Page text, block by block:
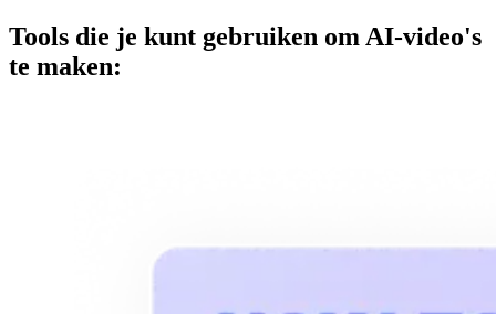
Tools die je kunt gebruiken om AI-video's
te maken: